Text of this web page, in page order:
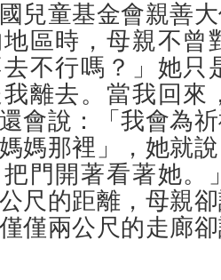
兒童基金會親善
區時，母親不曾
不行嗎？」她只
離去。當我回來
會說：「我會為
媽那裡」，她就
門開著看著她。
尺的距離，母親
僅兩公尺的走廊